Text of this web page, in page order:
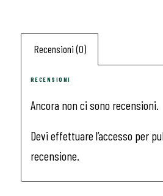
Recensioni (0)
RECENSIONI
Ancora non ci sono recensioni.
Devieffettuare l’accessoper
recensione.